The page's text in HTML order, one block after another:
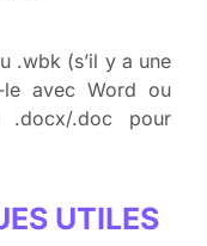
.wbk (s’il y a une
le avec Word ou
.docx/.doc pour
UTILES